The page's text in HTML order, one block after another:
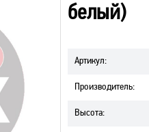
белый)
Артикул:
Производитель:
Высота: